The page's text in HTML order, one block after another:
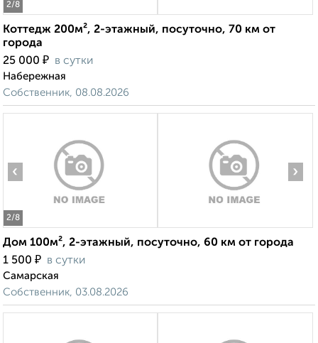
2/8
Коттедж 200м², 2-этажный, посуточно, 70 км от
города
25 000 ₽ в сутки
Набережная
Собственник, 08.08.2026
2/8
‹ ›
Дом 100м², 2-этажный, посуточно, 60 км от города
1 500 ₽ в сутки
Самарская
Собственник, 03.08.2026